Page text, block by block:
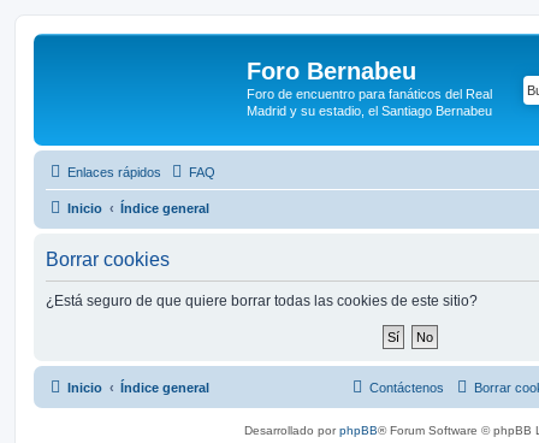
Foro Bernabeu
Foro de encuentro para fanáticos del Real
Madrid y su estadio, el Santiago Bernabeu
Enlaces rápidos FAQ
Inicio Índice general
Borrar cookies
¿Está seguro de que quiere borrar todas las cookies de este sitio?
Inicio Índice general Borrar
Contáctenos
Desarrollado porphpBB® Forum Software © phpBB